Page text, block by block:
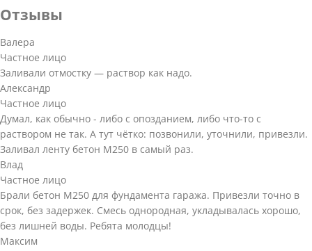
Отзывы
Валера
Частное лицо
Заливали отмостку — раствор как надо.
Александр
Частное лицо
Думал, как обычно - либо с опозданием, либо что-то с
раствором не так. А тут чётко: позвонили, уточнили, привезли.
Заливал ленту бетон М250 в самый раз.
Влад
Частное лицо
Брали бетон М250 для фундамента гаража. Привезли точно в
срок, без задержек. Смесь однородная, укладывалась хорошо,
без лишней воды. Ребята молодцы!
Максим